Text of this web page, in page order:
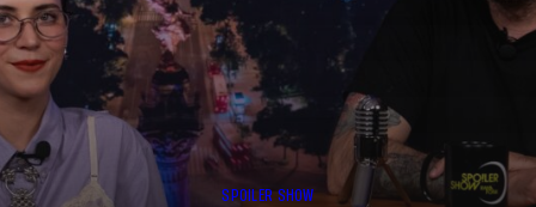
SPOILER SHOW